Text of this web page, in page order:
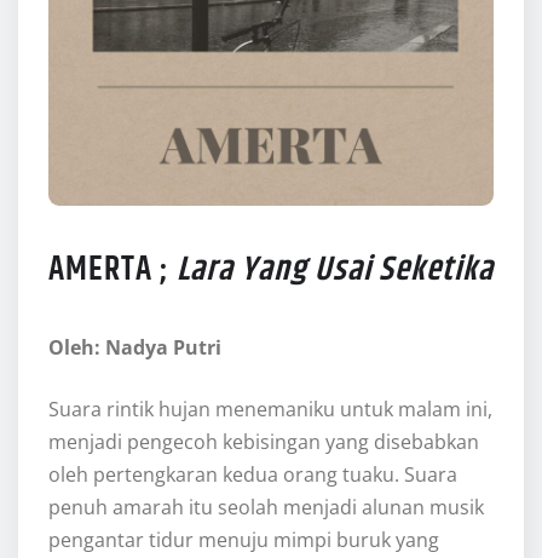
AMERTA ; Lara Yang Usai Seketika
Oleh: Nadya Putri
Suara rintik hujan menemaniku untuk malam ini,
menjadi pengecoh kebisingan yang disebabkan
oleh pertengkaran kedua orang tuaku. Suara
penuh amarah itu seolah menjadi alunan musik
pengantar tidur menuju mimpi buruk yang